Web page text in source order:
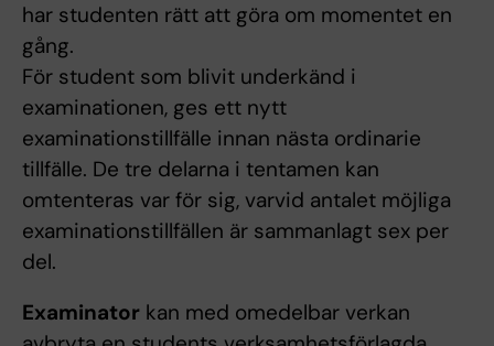
har studenten rätt att göra om momentet en
gång.
För student som blivit underkänd i
examinationen, ges ett nytt
examinationstillfälle innan nästa ordinarie
tillfälle. De tre delarna i tentamen kan
omtenteras var för sig, varvid antalet möjliga
examinationstillfällen är sammanlagt sex per
del.
Examinator kan med omedelbar verkan